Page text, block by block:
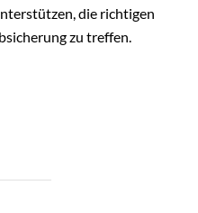
die richtigen
zu treffen.